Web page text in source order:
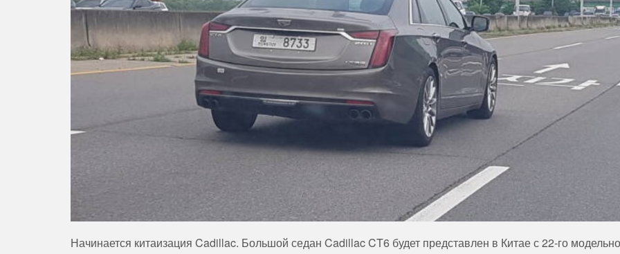
Начинается китаизация Cadillac. Большой седан Cadillac CT6 будет представлен в Китае с 22-го